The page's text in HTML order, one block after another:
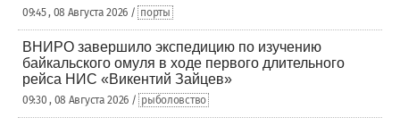
09:45 , 08 Августа 2026 / порты
ВНИРО завершило экспедицию по изучению
байкальского омуля в ходе первого длительного
рейса НИС «Викентий Зайцев»
09:30 , 08 Августа 2026 / рыболовство